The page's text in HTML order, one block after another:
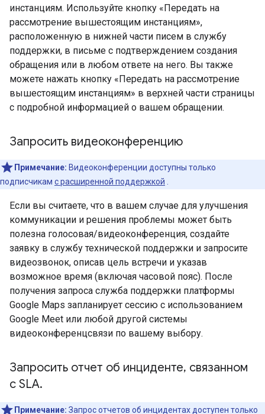
инстанциям. Используйте кнопку «Передать на
рассмотрение вышестоящим инстанциям»,
расположенную в нижней части писем в службу
поддержки, в письме с подтверждением создания
обращения или в любом ответе на него. Вы также
можете нажать кнопку «Передать на рассмотрение
вышестоящим инстанциям» в верхней части страницы
с подробной информацией о вашем обращении.
Запросить видеоконференцию
Примечание: Видеоконференции доступны только
подписчикам с расширенной поддержкой
Если вы считаете, что в вашем случае для улучшения
коммуникации и решения проблемы может быть
полезна голосовая/видеоконференция, создайте
заявку в службу технической поддержки и запросите
видеозвонок, описав цель встречи и указав
возможное время (включая часовой пояс). После
получения запроса служба поддержки платформы
Google Maps запланирует сессию с использованием
Google Meet или любой другой системы
видеоконференцсвязи по вашему выбору.
Запросить отчет об инциденте, связанном
с SLA.
Примечание: Запрос отчетов об инцидентах доступен только